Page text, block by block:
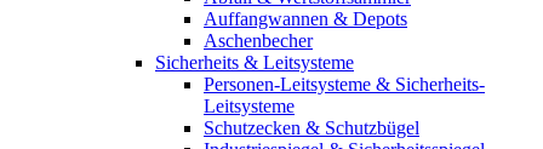
Auffangwannen & Depots
Aschenbecher
Sicherheits & Leitsysteme
Personen-Leitsysteme & Sicherheits-
Leitsysteme
Schutzecken & Schutzbügel